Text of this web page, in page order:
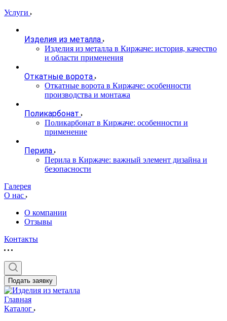
Услуги
Изделия из металла
Изделия из металла в Киржаче: история, качество
и области применения
Откатные ворота
Откатные ворота в Киржаче: особенности
производства и монтажа
Поликарбонат
Поликарбонат в Киржаче: особенности и
применение
Перила
Перила в Киржаче: важный элемент дизайна и
безопасности
Галерея
О нас
О компании
Отзывы
Контакты
Подать заявку
Главная
Каталог